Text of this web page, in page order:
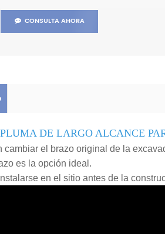
CONSULTA AHORA
DE LARGO ALCANCE
cambiar el brazo original de la
es la opción ideal.
en el sitio antes de la